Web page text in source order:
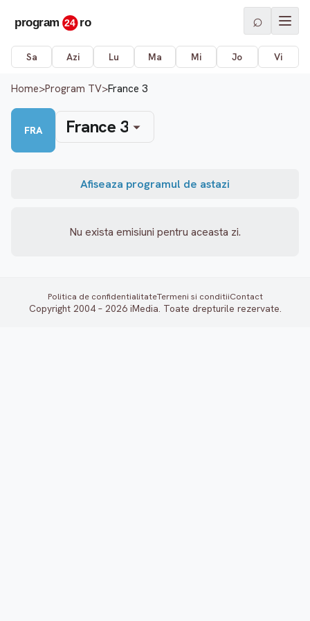
⌕
Sa Azi Lu Ma Mi Jo Vi
Home>Program TV>France 3
FRA France 3
Afiseaza programul de astazi
Nu exista emisiuni pentru aceasta zi.
Politica de confidentialitateTermeni si conditiiContact
Copyright 2004 – 2026 iMedia. Toate drepturile rezervate.